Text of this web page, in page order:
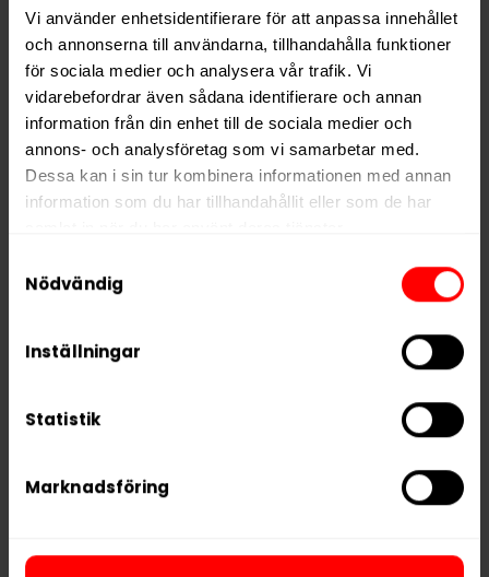
Vi använder enhetsidentifierare för att anpassa innehållet
och annonserna till användarna, tillhandahålla funktioner
för sociala medier och analysera vår trafik. Vi
vidarebefordrar även sådana identifierare och annan
information från din enhet till de sociala medier och
annons- och analysföretag som vi samarbetar med.
Dessa kan i sin tur kombinera informationen med annan
information som du har tillhandahållit eller som de har
We work with
who may receive and
Nödvändig
Inställningar
Statistik
Marknadsföring
Nikotin per portion
10,0 mg
Nikotin per dosa
200 mg
Vikt per dosa
15 g
Portioner per dosa
20
Vikt per portion
0,8 g
Varumärke
XQS
RELATERADE PRODUKTER